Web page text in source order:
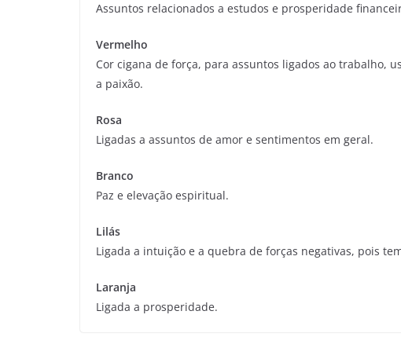
Assuntos relacionados a estudos e prosperidade
Vermelho
Cor cigana de força, para assuntos ligados ao trabalho,
a paixão.
Rosa
Ligadas a assuntos de amor e sentimentos em geral.
Branco
Paz e elevação espiritual.
Lilás
Ligada a intuição e a quebra de forças negativas, pois
Laranja
Ligada a prosperidade.